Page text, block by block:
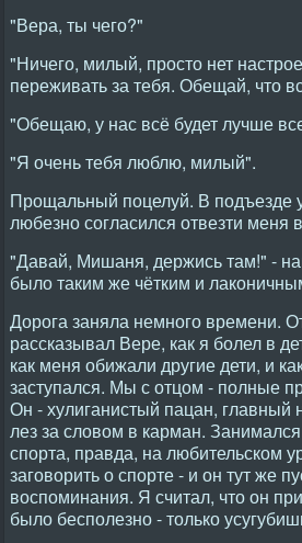
"Вера, ты чего?"
"Ничего, милый, просто нет
переживать за тебя. Обещай, что
"Обещаю, у нас всё будет лучше
"Я очень тебя люблю, милый".
Прощальный поцелуй. В подъезде
любезно согласился отвезти меня
"Давай, Мишаня, держись там!" -
было таким же чётким и
Дорога заняла немного времени.
рассказывал Вере, как я болел в
как меня обижали другие дети, и
заступался. Мы с отцом - полные
Он - хулиганистый пацан, главный
лез за словом в карман.
спорта, правда, на любительском
заговорить о спорте - и он тут же
воспоминания. Я считал, что он
было бесполезно - только